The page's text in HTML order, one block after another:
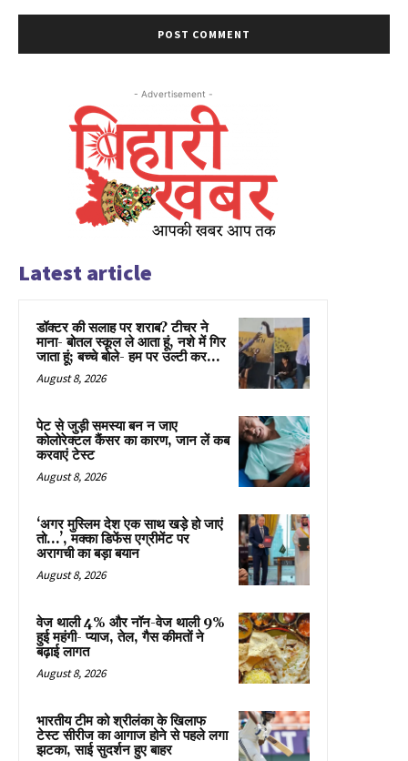
- Advertisement -
Latest article
डॉक्टर की सलाह पर शराब? टीचर ने
माना- बोतल स्कूल ले आता हूं, नशे में गिर
जाता हूं; बच्चे बोले- हम पर उल्टी कर...
August 8, 2026
पेट से जुड़ी समस्या बन न जाए
कोलोरेक्टल कैंसर का कारण, जान लें कब
करवाएं टेस्ट
August 8, 2026
‘अगर मुस्लिम देश एक साथ खड़े हो जाएं
तो…’, मक्का डिफेंस एग्रीमेंट पर
अरागची का बड़ा बयान
August 8, 2026
वेज थाली 4% और नॉन-वेज थाली 9%
हुई महंगी- प्याज, तेल, गैस कीमतों ने
बढ़ाई लागत
August 8, 2026
भारतीय टीम को श्रीलंका के खिलाफ
टेस्ट सीरीज का आगाज होने से पहले लगा
झटका, साई सुदर्शन हुए बाहर